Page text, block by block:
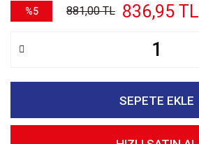
%5 881,00 TL 836,95 TL
SEPETE EKLE